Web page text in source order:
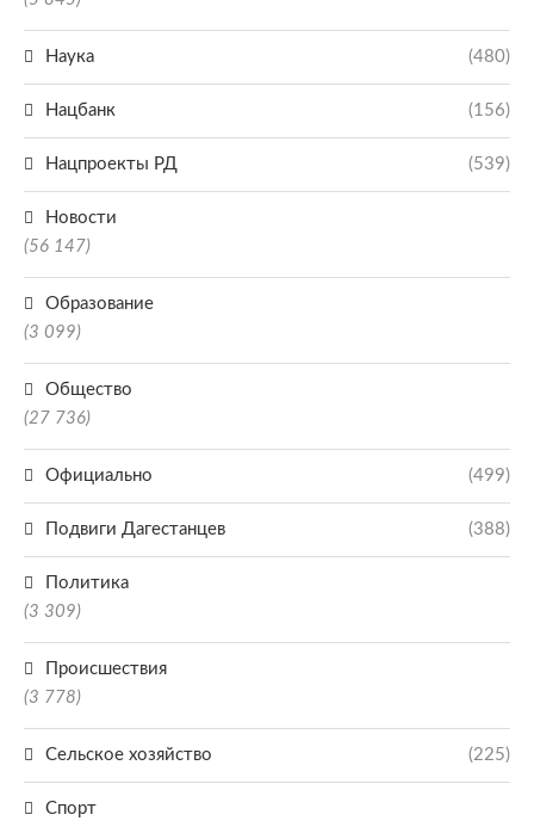
Наука (480)
Нацбанк (156)
Нацпроекты РД (539)
Новости
(56 147)
Образование
(3 099)
Общество
(27 736)
Официально (499)
Подвиги Дагестанцев (388)
Политика
(3 309)
Происшествия
(3 778)
Сельское хозяйство (225)
Спорт